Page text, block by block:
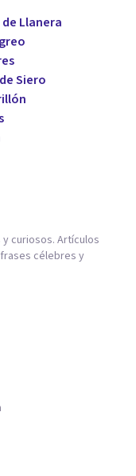
Llanera
Siero
curiosos. Artículos
célebres y